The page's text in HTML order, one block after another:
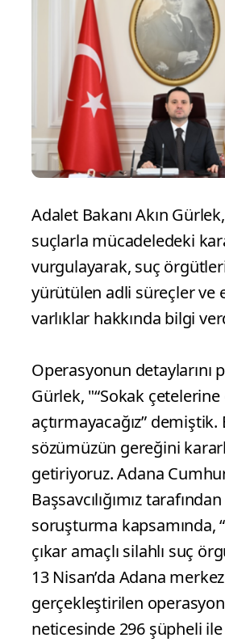
Adalet Bakanı Akın
suçlarla mücadeledeki
vurgulayarak, suç
yürütülen adli süreçler ve
varlıklar hakkında bilgi
Operasyonun detaylarını
Gürlek, "“Sokak çetelerine
açtırmayacağız” demiştik.
sözümüzün gereğini
getiriyoruz. Adana
Başsavcılığımız
soruşturma kapsamında,
çıkar amaçlı silahlı suç
13 Nisan’da Adana
gerçekleştirilen
neticesinde 296 şüpheli ile